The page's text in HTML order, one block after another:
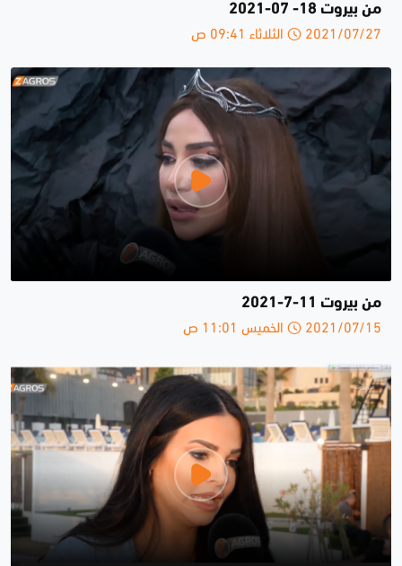
من بيروت 18- 07-2021
2021/07/27 الثلاثاء 09:41 ص
من بيروت 11-7-2021
2021/07/15 الخميس 11:01 ص